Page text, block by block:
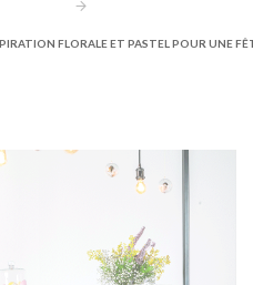
FLORALE ET PASTEL POUR UNE